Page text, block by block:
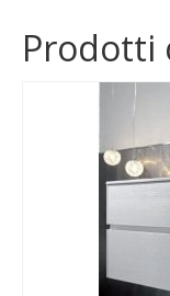
Prodotti